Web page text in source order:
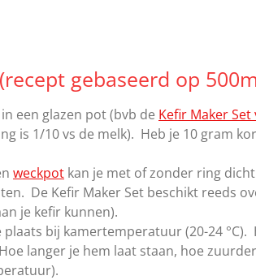
gebaseerd op
een glazen pot (bvb de Kefir Maker Set
is 1/10 vs de melk). Heb je 10 gram
weckpot kan je met of zonder ring
De Kefir Maker Set beschikt reeds
je kefir kunnen).
bij kamertemperatuur (20-24 °C).
langer je hem laat staan, hoe